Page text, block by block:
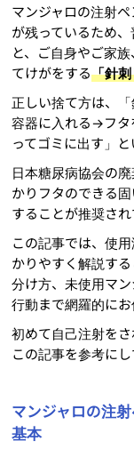
マンジャロの注射
が残っているため
と、ご自身やご家
てけがをする「針
正しい捨て方は、
容器に入れる→フ
ってゴミに出す」
日本糖尿病協会の
かりフタのできる
することが推奨され
この記事では、使
かりやすく解説す
分け方、未使用マ
行動まで網羅的にお
初めて自己注射を
この記事を参考にし
マンジャロの注
基本